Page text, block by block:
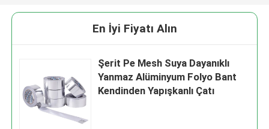
En İyi Fiyatı Alın
Şerit Pe Mesh Suya Dayanıklı
Yanmaz Alüminyum Folyo Bant
Kendinden Yapışkanlı Çatı